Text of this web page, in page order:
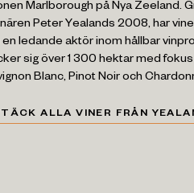
Marlborough på Nya Zeeland.
Peter Yealands 2008, har
ledande aktör inom hållbar
sig över 1 300 hektar med
Blanc, Pinot Noir och
ALLA VINER FRÅN